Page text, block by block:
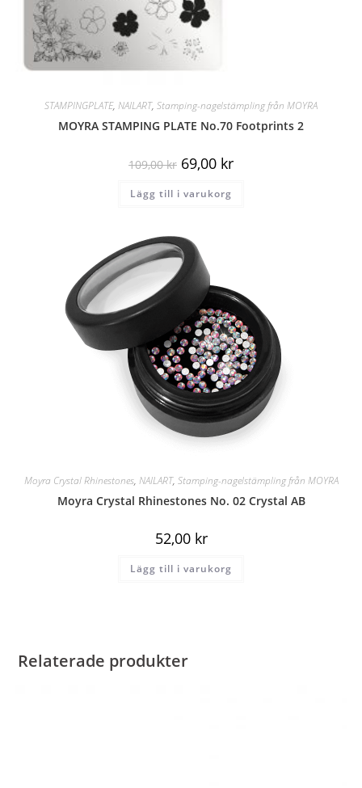
STAMPINGPLATE, NAILART, Stamping-nagelstämpling från MOYRA
MOYRA STAMPING PLATE No.70 Footprints 2
109,00kr 69,00 kr
Lägg till i varukorg
Moyra Crystal Rhinestones, NAILART, Stamping-nagelstämpling från MOYRA
Moyra Crystal Rhinestones No. 02 Crystal AB
52,00 kr
Lägg till i varukorg
Relaterade produkter